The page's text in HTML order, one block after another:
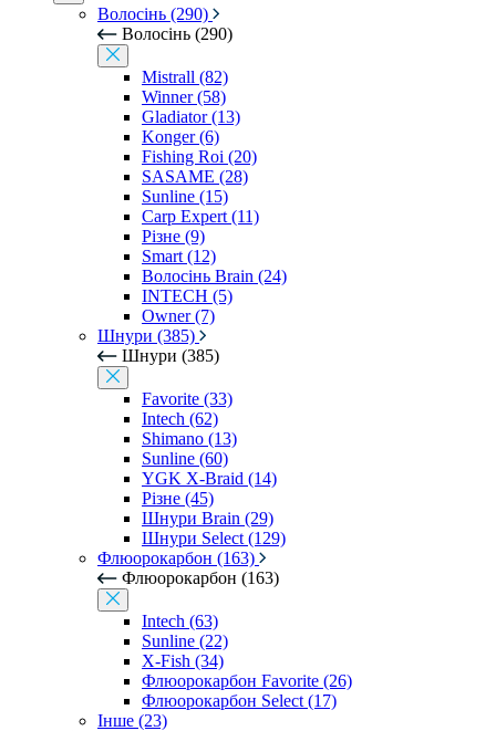
Волосінь (290)
Волосінь (290)
Mistrall (82)
Winner (58)
Gladiator (13)
Konger (6)
Fishing Roi (20)
SASAME (28)
Sunline (15)
Carp Expert (11)
Різне (9)
Smart (12)
Волосінь Brain (24)
INTECH (5)
Owner (7)
Шнури (385)
Шнури (385)
Favorite (33)
Intech (62)
Shimano (13)
Sunline (60)
YGK X-Braid (14)
Різне (45)
Шнури Brain (29)
Шнури Select (129)
Флюорокарбон (163)
Флюорокарбон (163)
Intech (63)
Sunline (22)
X-Fish (34)
Флюорокарбон Favorite (26)
Флюорокарбон Select (17)
Інше (23)